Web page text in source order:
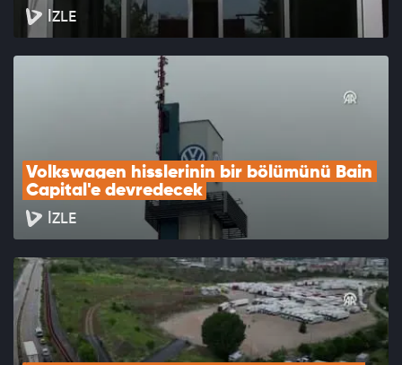
İZLE
Volkswagen hisslerinin bir bölümünü Bain
Capital'e devredecek
İZLE